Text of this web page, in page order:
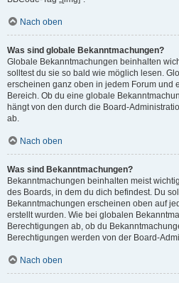
Nach oben
Was sind globale Bekanntmachungen?
Globale Bekanntmachungen beinhalten
solltest du sie so bald wie möglich lesen.
erscheinen ganz oben in jedem Forum und
Bereich. Ob du eine globale
hängt von den durch die Board-
ab.
Nach oben
Was sind Bekanntmachungen?
Bekanntmachungen beinhalten meist
des Boards, in dem du dich befindest. Du
Bekanntmachungen erscheinen oben auf
erstellt wurden. Wie bei globalen
Berechtigungen ab, ob du
Berechtigungen werden von der Board-
Nach oben